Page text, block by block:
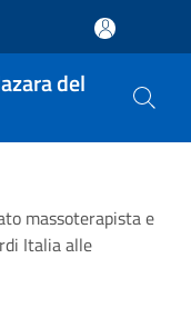
del
massoterapista e
Italia alle